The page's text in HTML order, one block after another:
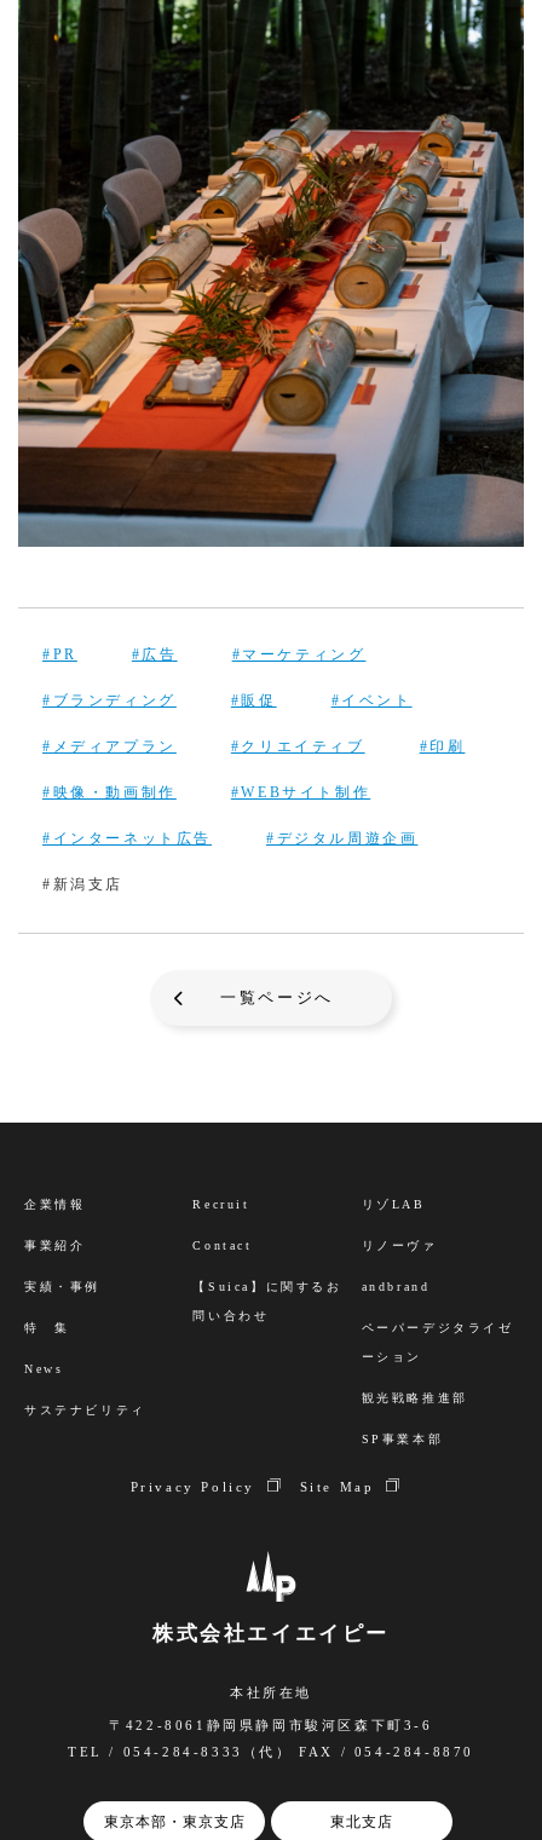
#PR #広告 #マーケティング
#ブランディング #販促 #イベント
#メディアプラン #クリエイティブ #印刷
#映像・動画制作 #WEBサイト制作
#インターネット広告 #デジタル周遊企画
#新潟支店
一覧ページへ
株式会社エイエイピー
本社所在地
〒422-8061静岡県静岡市駿河区森下町3-6
TEL / 054-284-8333（代） FAX / 054-284-8870
東京本部・東京支店 東北支店
企業情報
事業紹介
実績・事例
特 集
News
サステナビリティ
Recruit
Contact
【Suica】に関するお
問い合わせ
リゾLAB
リノーヴァ
andbrand
ペーパーデジタライゼ
ーション
観光戦略推進部
SP事業本部
Privacy Policy Site Map